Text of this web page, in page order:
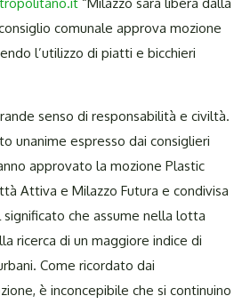
comunale approva mozione
l’utilizzo di piatti e bicchieri
senso di responsabilità e civiltà.
unanime espresso dai consiglieri
approvato la mozione Plastic
Attiva e Milazzo Futura e condivisa
significato che assume nella lotta
ricerca di un maggiore indice di
Come ricordato dai
è inconcepibile che si continuino